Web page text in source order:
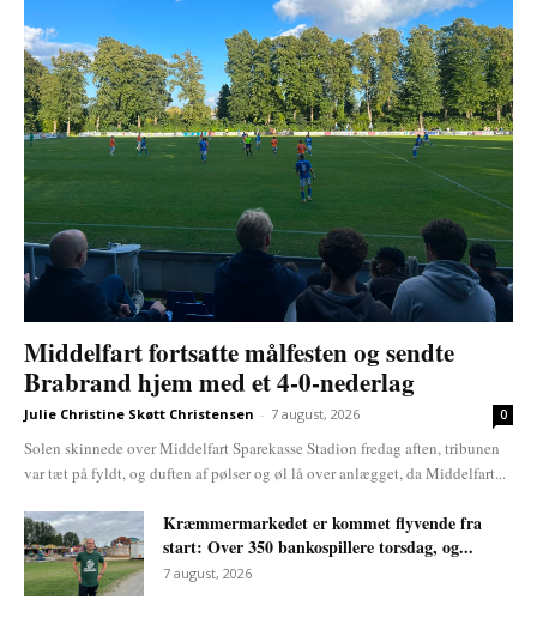
Middelfart fortsatte målfesten og sendte
Brabrand hjem med et 4-0-nederlag
Julie Christine Skøtt Christensen - 7 august, 2026 0
Solen skinnede over Middelfart Sparekasse Stadion fredag aften, tribunen
var tæt på fyldt, og duften af pølser og øl lå over anlægget, da Middelfart...
Kræmmermarkedet er kommet flyvende fra
start: Over 350 bankospillere torsdag, og...
7 august, 2026